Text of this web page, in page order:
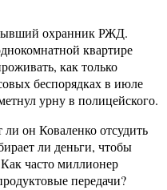
охранник РЖД.
квартире
как только
беспорядках в июле
урну в полицейского.
он Коваленко отсудить
ли деньги, чтобы
часто миллионер
передачи?